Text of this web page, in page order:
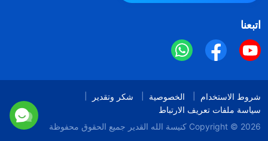
اتبعنا
شروط الاستخدام الخصوصية
شكر وتقدير
سياسة ملفات تعريف الارتباط
Copyright © 2026 كنيسة الله القدير جميع الحقوق محفوظة